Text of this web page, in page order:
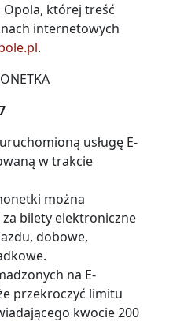
Opola, której treść
internetowych
.
usługę E-
w trakcie
można
bilety elektroniczne
dobowe,
na E-
przekroczyć limitu
kwocie 200